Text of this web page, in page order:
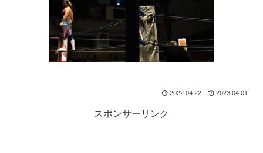
2022.04.22 2023.04.01
スポンサーリンク